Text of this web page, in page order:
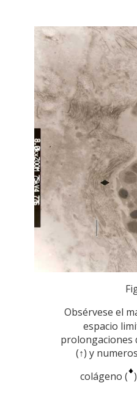
Obsérvese el
espacio
prolongaciones
(↑) y
colágeno (